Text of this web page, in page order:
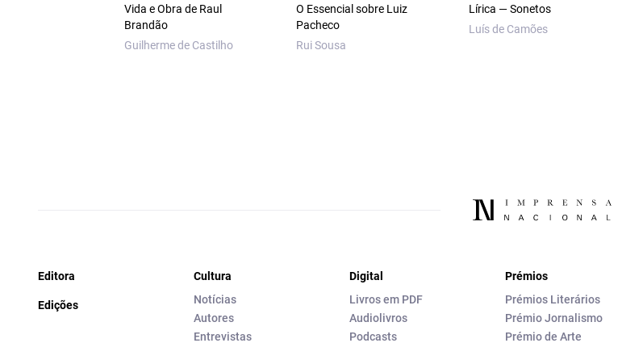
Vida e Obra de Raul
Brandão
Guilherme de Castilho
O Essencial sobre Luiz
Pacheco
Rui Sousa
Lírica — Sonetos
Luís de Camões
Editora
Edições
Cultura
Notícias
Autores
Entrevistas
Digital
Livros em PDF
Audiolivros
Podcasts
Prémios
Prémios Literários
Prémio Jornalismo
Prémio de Arte